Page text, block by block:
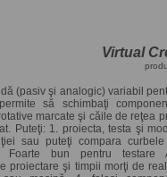
Virtual
(pasiv şi analogic) variabil
să schimbaţi
marcate şi căile de reţea
Puteţi: 1. proiecta, testa şi
sau puteţi compara
Foarte bun pentru testare
proiectare şi timpii morţi de